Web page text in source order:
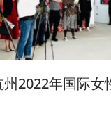
州2022年国际